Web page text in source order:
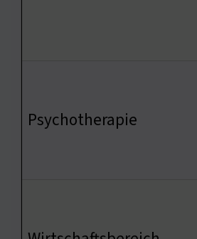
Psychotherapie